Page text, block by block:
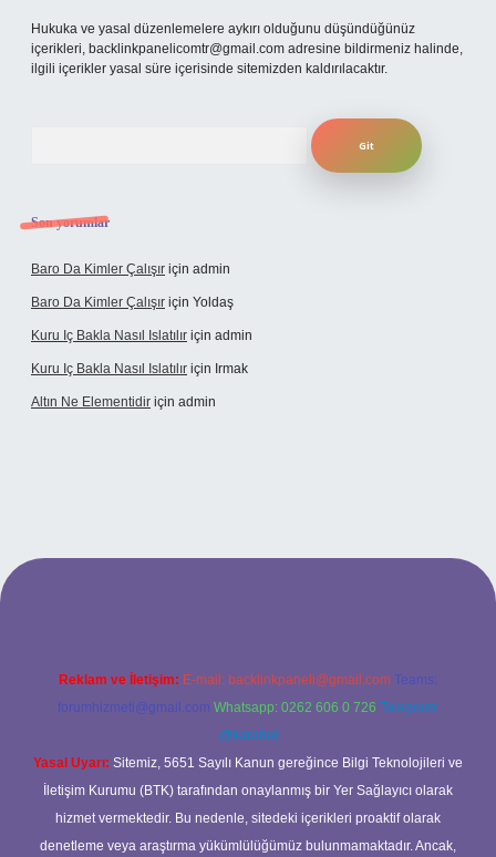
Hukuka ve yasal düzenlemelere aykırı olduğunu düşündüğünüz
içerikleri, backlinkpanelicomtr@gmail.com adresine bildirmeniz halinde,
ilgili içerikler yasal süre içerisinde sitemizden kaldırılacaktır.
Son yorumlar
Baro Da Kimler Çalışır için admin
Baro Da Kimler Çalışır için Yoldaş
Kuru Iç Bakla Nasıl Islatılır için admin
Kuru Iç Bakla Nasıl Islatılır için Irmak
Altın Ne Elementidir için admin
Reklam ve İletişim: E-mail: backlinkpaneli@gmail.com Teams:
forumhizmeti@gmail.com Whatsapp: 0262 606 0 726 Telegram:
@karabul
Yasal Uyarı: Sitemiz, 5651 Sayılı Kanun gereğince Bilgi Teknolojileri ve
İletişim Kurumu (BTK) tarafından onaylanmış bir Yer Sağlayıcı olarak
hizmet vermektedir. Bu nedenle, sitedeki içerikleri proaktif olarak
denetleme veya araştırma yükümlülüğümüz bulunmamaktadır. Ancak,